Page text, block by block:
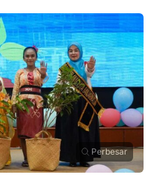
Perbesar